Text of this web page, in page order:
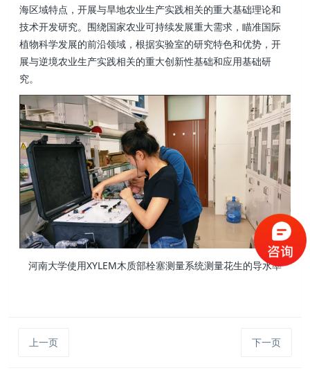
海区域特点，开展与旱地农业生产实践相关的重大基础理论和
技术开发研究。围绕国家农业可持续发展重大需求，瞄准国际
植物科学发展的前沿领域，根据实验室的研究特色和优势，开
展与逆境农业生产实践相关的重大创新性基础和应用基础研
究。
河南大学使用XYLEM木质部栓塞测量系统测量花生的导水率
上一页 下一页